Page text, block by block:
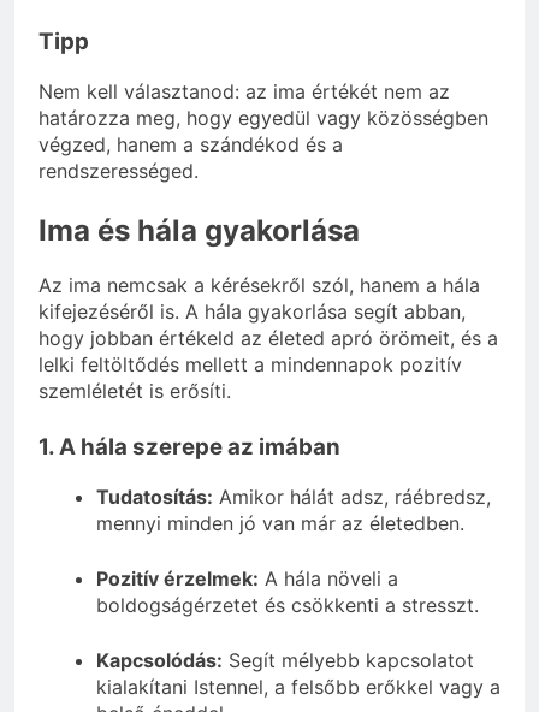
Tipp
Nem kell választanod: az ima értékét nem az
határozza meg, hogy egyedül vagy közösségben
végzed, hanem a szándékod és a
rendszerességed.
Ima és hála gyakorlása
Az ima nemcsak a kérésekről szól, hanem a hála
kifejezéséről is. A hála gyakorlása segít abban,
hogy jobban értékeld az életed apró örömeit, és a
lelki feltöltődés mellett a mindennapok pozitív
szemléletét is erősíti.
1. A hála szerepe az imában
Tudatosítás: Amikor hálát adsz, ráébredsz,
mennyi minden jó van már az életedben.
Pozitív érzelmek: A hála növeli a
boldogságérzetet és csökkenti a stresszt.
Kapcsolódás: Segít mélyebb kapcsolatot
kialakítani Istennel, a felsőbb erőkkel vagy a